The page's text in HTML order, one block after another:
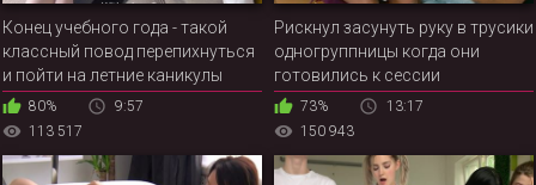
Конец учебного года - такой
классный повод перепихнуться
и пойти на летние каникулы
80%
9:57
113 517
Рискнул засунуть руку в трусики
одногруппницы когда они
готовились к сессии
73%
13:17
150 943